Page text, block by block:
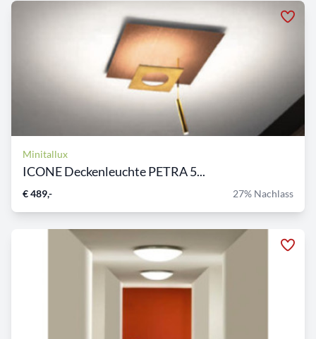
Minitallux
ICONE Deckenleuchte PETRA 5...
€ 489,- 27% Nachlass